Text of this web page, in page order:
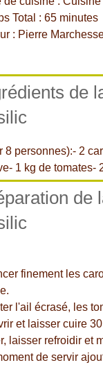
Total : 65 minutes
: Pierre
de
8 personnes):- 2
1 kg de tomates-
de
finement les
l'ail écrasé, les
et laisser cuire
laisser refroidir et
de servir